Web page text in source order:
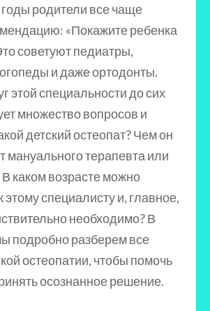
родители все чаще
«Покажите ребенка
советуют педиатры,
и даже ортодонты.
этой специальности до сих
множество вопросов и
детский остеопат? Чем он
мануального терапевта или
каком возрасте можно
специалисту и, главное,
необходимо? В
подробно разберем все
остеопатии, чтобы помочь
осознанное решение.